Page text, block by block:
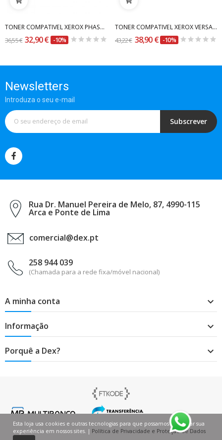
TONER COMPATIVEL XEROX PHASER 6360 AMARELO...
36,55 € 32,90 € -10%
TONER COMPATIVEL XEROX VERSALINK C500/C505...
43,22 € 38,90 € -10%
Newsletters
Introduza o seu e-mail
Subscrever
Rua Dr. Manuel Pereira de Melo, 87, 4990-115
Arca e Ponte de Lima
comercial@dex.pt
258 944 039
(Chamada para a rede fixa/móvel nacional)
A minha conta 
Informação 
Porquê a Dex? 
Esta loja usa cookies e outras tecnologias para que possamos melhorar sua
experiência em nossos sites. | Política de Privacidade e Proteção de Dados